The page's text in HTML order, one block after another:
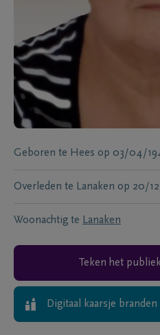
Geboren te Hees op 03/04/
Overleden te Lanaken op 20/
Woonachtig te Lanaken
Teken het
Digitaal kaarsje branden